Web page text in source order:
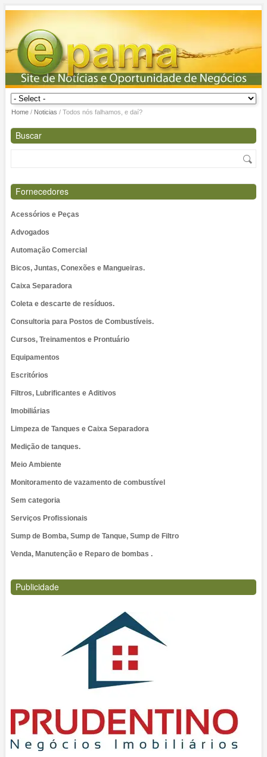
Home/ Noticias / Todos nós falhamos, e daí?
Buscar
Fornecedores
Acessórios e Peças
Advogados
Automação Comercial
Bicos, Juntas, Conexões e Mangueiras.
Caixa Separadora
Coleta e descarte de resíduos.
Consultoria para Postos de Combustíveis.
Cursos, Treinamentos e Prontuário
Equipamentos
Escritórios
Filtros, Lubrificantes e Aditivos
Imobiliárias
Limpeza de Tanques e Caixa Separadora
Medição de tanques.
Meio Ambiente
Monitoramento de vazamento de combustível
Sem categoria
Serviços Profissionais
Sump de Bomba, Sump de Tanque, Sump de Filtro
Venda, Manutenção e Reparo de bombas .
Publicidade